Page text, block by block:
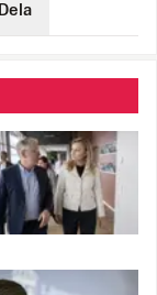
Dela